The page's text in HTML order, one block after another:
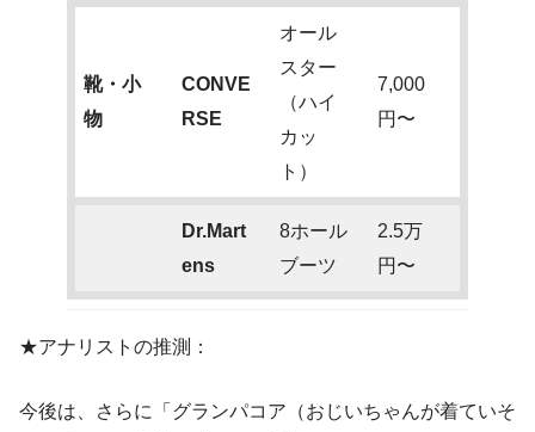
靴・小
物
CONVE
RSE
オール
スター
（ハイ
カッ
ト）
7,000
円〜
Dr.Mart
ens
8ホール
ブーツ
2.5万
円〜
★アナリストの推測：
今後は、さらに「グランパコア（おじいちゃんが着ていそ